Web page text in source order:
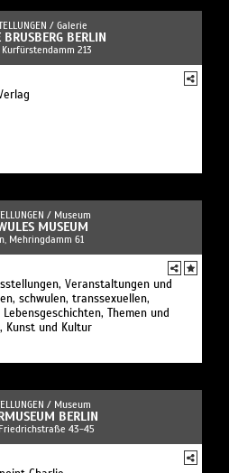
/ Galerie
BRUSBERG BERLIN
Kurfürstendamm 213
/ Museum
MUSEUM
Mehringdamm 61
Veranstaltungen und
schwulen, transsexuellen,
Themen und
Kunst und Kultur
/ Museum
BERLIN
43-45